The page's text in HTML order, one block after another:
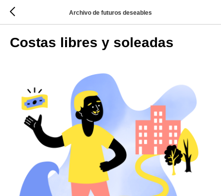
Archivo de futuros deseables
Costas libres y soleadas